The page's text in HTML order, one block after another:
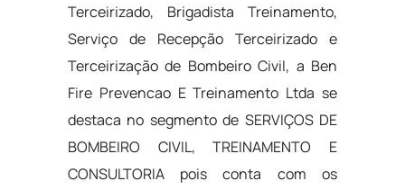
Terceirizado, Brigadista Treinamento,
Serviço de Recepção Terceirizado e
Terceirização de Bombeiro Civil, a Ben
Fire Prevencao E Treinamento Ltda se
destaca no segmento de SERVIÇOS DE
BOMBEIRO CIVIL, TREINAMENTO E
CONSULTORIA pois conta com os